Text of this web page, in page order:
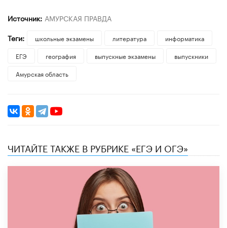
Источник: АМУРСКАЯ ПРАВДА
Теги:
школьные экзамены литература
информатика
ЕГЭ
география выпускные экзамены
выпускники
Амурская область
ЧИТАЙТЕ ТАКЖЕ В РУБРИКЕ «ЕГЭ И ОГЭ»